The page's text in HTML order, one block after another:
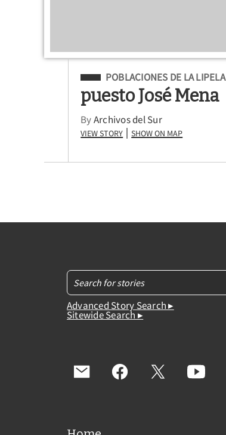
Filed Under
POBLACIONES DE LA LIPELA
puesto José Mena
ByArchivos del Sur
View Story | Show on Map
Advanced Story Search ▸
Sitewide Search ▸